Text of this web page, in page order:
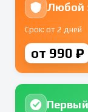
Любой
Срок: от 2 дней
от 990 ₽